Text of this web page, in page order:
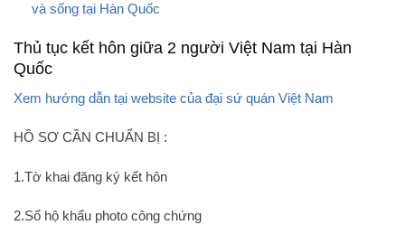
và sống tại Hàn Quốc
Thủ tục kết hôn giữa 2 người Việt Nam tại Hàn
Quốc
Xem hướng dẫn tại website của đại sứ quán Việt Nam
HỒ SƠ CẦN CHUẨN BỊ :
1.Tờ khai đăng ký kết hôn
2.Sổ hộ khẩu photo công chứng